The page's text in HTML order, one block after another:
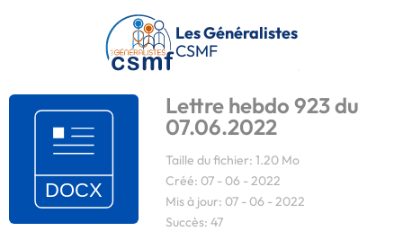
Passer au contenu principal
Les Généralistes
CSMF
Lettre hebdo 923 du
07.06.2022
Taille du fichier: 1.20 Mo
Créé: 07 - 06 - 2022
Mis à jour: 07 - 06 - 2022
Succès: 47